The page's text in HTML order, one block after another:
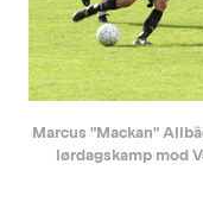
Marcus "Mackan"
lørdagskamp mod